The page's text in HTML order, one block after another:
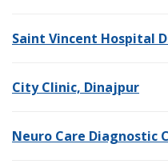
Saint Vincent Hospital
City Clinic, Dinajpur
Neuro Care Diagnostic